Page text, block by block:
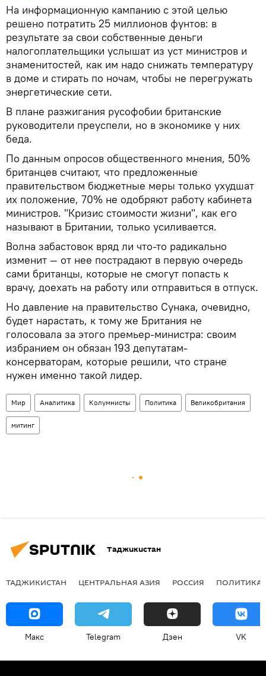
На информационную кампанию с этой целью
решено потратить 25 миллионов фунтов: в
результате за свои собственные деньги
налогоплательщики услышат из уст министров и
знаменитостей, как им надо снижать температуру
в доме и стирать по ночам, чтобы не перегружать
энергетические сети.
В плане разжигания русофобии британские
руководители преуспели, но в экономике у них
беда.
По данным опросов общественного мнения, 50%
британцев считают, что предложенные
правительством бюджетные меры только ухудшат
их положение, 70% не одобряют работу кабинета
министров. "Кризис стоимости жизни", как его
называют в Британии, только усиливается.
Волна забастовок вряд ли что-то радикально
изменит — от нее пострадают в первую очередь
сами британцы, которые не смогут попасть к
врачу, доехать на работу или отправиться в отпуск.
Но давление на правительство Сунака, очевидно,
будет нарастать, к тому же Британия не
голосовала за этого премьер-министра: своим
избранием он обязан 193 депутатам-
консерваторам, которые решили, что стране
нужен именно такой лидер.
Мир Аналитика Колумнисты Политика Великобритания
митинг
Таджикистан
ТАДЖИКИСТАН ЦЕНТРАЛЬНАЯ АЗИЯ РОССИЯ ПОЛИТИКА
Макс Telegram Дзен VK